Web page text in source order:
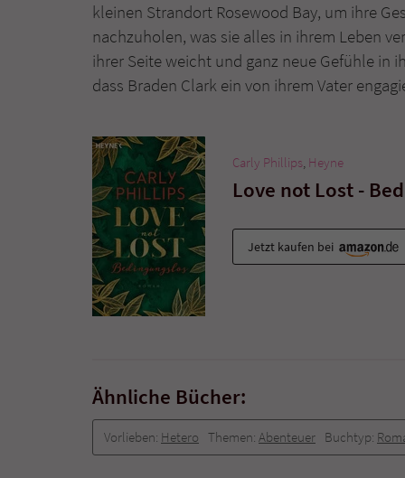
kleinen Strandort Rosewood Bay, um ihre
nachzuholen, was sie alles in ihrem Leben
ihrer Seite weicht und ganz neue Gefühle in
dass Braden Clark ein von ihrem Vater
Carly Phillips, Heyne
Love not Lost -
Jetzt kaufen bei
Ähnliche Bücher:
Vorlieben: Hetero Themen: Abenteuer Buchtyp: